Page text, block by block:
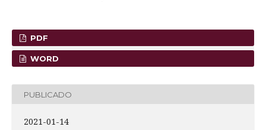
PDF
WORD
PUBLICADO
2021-01-14